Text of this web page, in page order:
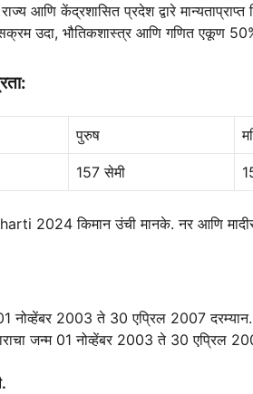
आणि केंद्रशासित प्रदेश द्वारे
उदा, भौतिकशास्त्र आणि गणित एकूण 50%
पुरुष
157 सेमी
2024 किमान उंची मानके. नर आणि
नोव्हेंबर 2003 ते 30 एप्रिल 2007 दरम्यान.
जन्म 01 नोव्हेंबर 2003 ते 30 एप्रिल